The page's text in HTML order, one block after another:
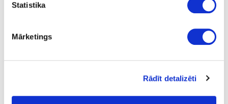
Statistika
Mārketings
Rādīt detalizēti